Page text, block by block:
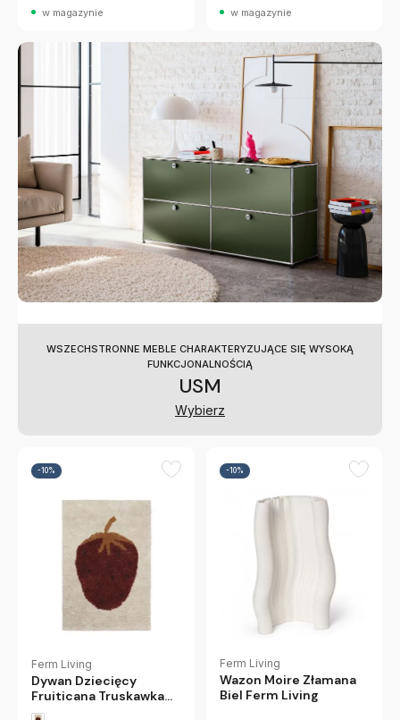
w magazynie w magazynie
WSZECHSTRONNE MEBLE CHARAKTERYZUJĄCE SIĘ WYSOKĄ
FUNKCJONALNOŚCIĄ
USM
Wybierz
-10%
Ferm Living
Dywan Dziecięcy
Fruiticana Truskawka
80X120 Cm Ferm Living
-10%
Ferm Living
Wazon Moire Złamana
Biel Ferm Living